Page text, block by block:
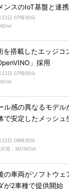
ンスのIoT基盤と連
22日 07時30分
を搭載したエッジコ
」採用
22日 07時00分
ル感の異なるモデル
で安定したメッシュ
22日 06時30分
沢篤，MONOist
の車両がソフトウェ
が2車種で提供開始